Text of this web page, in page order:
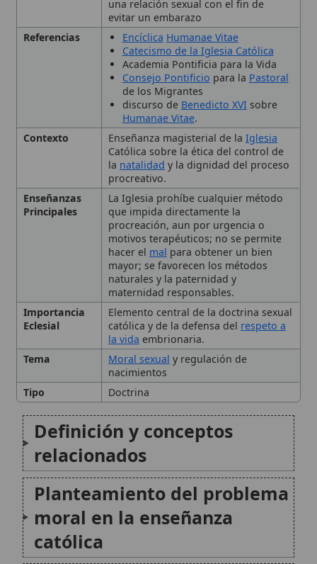
Consejo Pontificiopara laPastoral
de los Migrantes
discurso deBenedicto XVIsobre
Humanae Vitae.
Enseñanza magisterial de laIglesia
Católica sobre la ética del control de
natalidady la dignidad del proceso
procreativo.
Principales
La Iglesia prohíbe cualquier método
que impida directamente la
procreación, aun por urgencia o
motivos terapéuticos; no se permite
hacer elmalpara obtener un bien
mayor; se favorecen los métodos
naturales y la paternidad y
maternidad responsables.
Importancia
Elemento central de la doctrina sexual
católica y de la defensa delrespeto a
la vidaembrionaria.
Moral sexual y regulación de
nacimientos
Doctrina
Definición y conceptos
relacionados
Planteamiento del problema
moral en la enseñanza
católica
Qué enseña el Magisterio
sobre métodos
anticonceptivos (y por qué
afecta a la urgencia)
🙏 Bienvenido a Wikitólica
Esta enciclopedia es un recurso privado de referencia sin
imprimatur . No sustituye al Catecismo, a la Sagrada